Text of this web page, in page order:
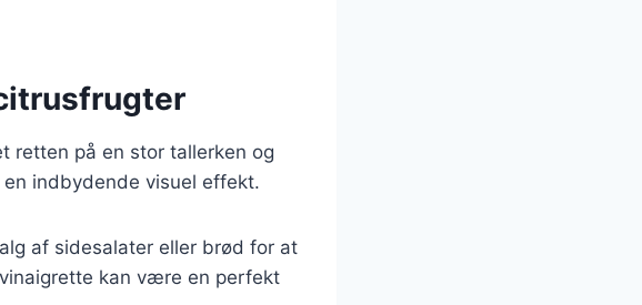
retten på en stor tallerken og
indbydende visuel effekt.
af sidesalater eller brød for at
kan være en perfekt